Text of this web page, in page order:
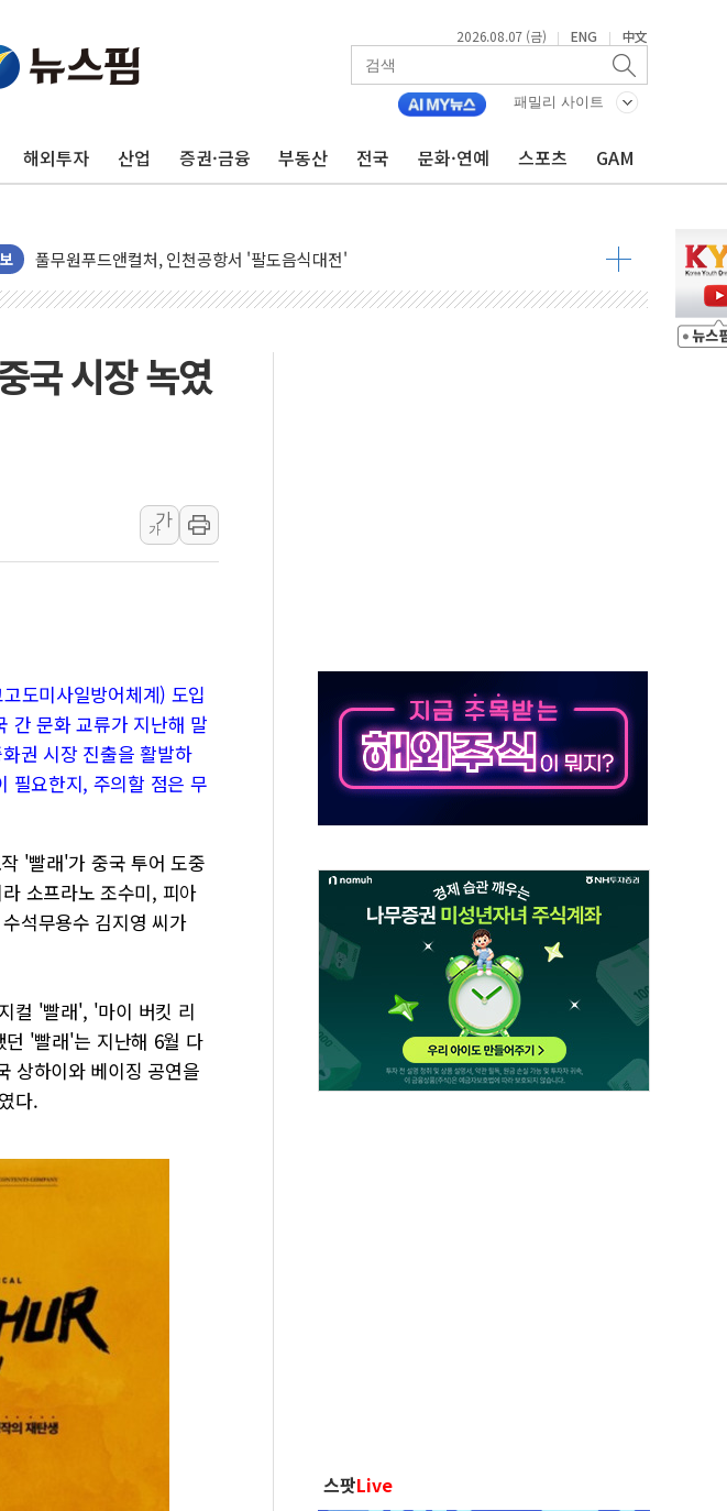
2026.08.07 (금) | ENG | 中文
패밀리 사이트
해외투자 산업 증권·금융 부동산 전국 문화·연예 스포츠 GAM
네이버, AI 투자로 숨 고르기…매출 16% 늘고 영업이익은 제자리
카카오스타일 지그재그, '직잭뷰티 페스타'…최대 91% 할인
애경산업, 서울시 취약계층 위해 53억원 상당 통큰 기부
중기부, 떡국·떡볶이떡 제조업 '생계형 적합업종' 재지정...5년 더 보호
[뉴스핌 이 시각 PICK] 李, 오늘 부동산 2차 회의 外
카드사 고객 유입 창구 된 '트래블카드'…휴가철 넘어 장기 고객 묶는다
트럼프, '원정출산 시민권 차단' 행정명령 서명…출생시민권 제한 재시동
트럼프 "이란전 조만간 끝날 것"…군수품 부족설 일축 "막대한 무기 보유"
이란, 오만과 호르무즈 해협 재개방 합의 막바지.."美와 직접 협상 없어"
[오늘의 국회일정] 상임위·세미나·기자회견·주요 정당 - 8월 7일
[민주 당권주자 일정] 송영길·정청래·김민석 후보 - 8월 7일
李대통령, 오늘 오후 2시 부동산정책 2차 점검회의…주택 공급 대책 막바지 조율
국 시장 녹였
가
가
도미사일방어체계) 도입
간 문화 교류가 지난해 말
권 시장 진출을 활발하
필요한지, 주의할 점은 무
'빨래'가 중국 투어 도중
소프라노 조수미, 피아
석무용수 김지영 씨가
컬 '빨래', '마이 버킷 리
'빨래'는 지난해 6월 다
상하이와 베이징 공연을
다.
스팟Live